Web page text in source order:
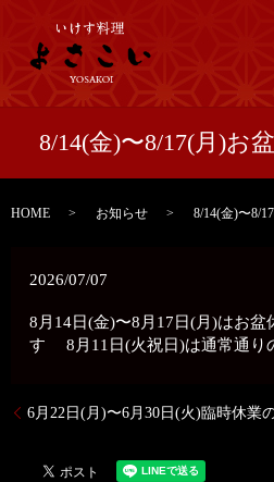
8/14(金)〜8/17(月)お
HOME お知らせ 8/14(金)〜8/
2026/07/07
8月14日(金)〜8月17日(月)はお盆
す 8月11日(火祝日)は通常通り
6月22日(月)〜6月30日(火)臨時休業